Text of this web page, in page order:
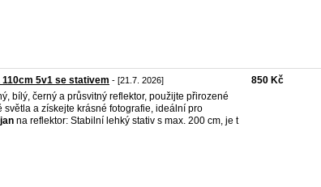
5v1 se stativem - [21.7. 2026]
bílý, černý a průsvitný reflektor, použijte přirozené
světla a získejte krásné fotografie, ideální pro
na reflektor: Stabilní lehký stativ s max. 200 cm, je t
850 Kč